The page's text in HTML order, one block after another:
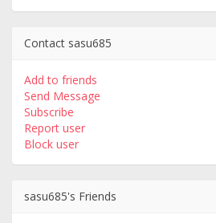
Contact sasu685
Add to friends
Send Message
Subscribe
Report user
Block user
sasu685's Friends